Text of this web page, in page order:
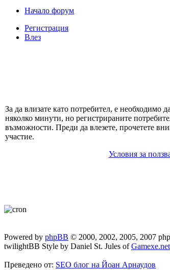
Начало форум
Регистрация
Влез
За да влизате като потребител, е необходимо
няколко минути, но регистрираните
възможности. Преди да влезете, прочетете
участие.
Условия за
Powered by phpBB © 2000, 2002, 2005, 2007
twilightBB Style by Daniel St. Jules ofGamexe.net
Преведено от: SEO блог на Йоан Арнаудов